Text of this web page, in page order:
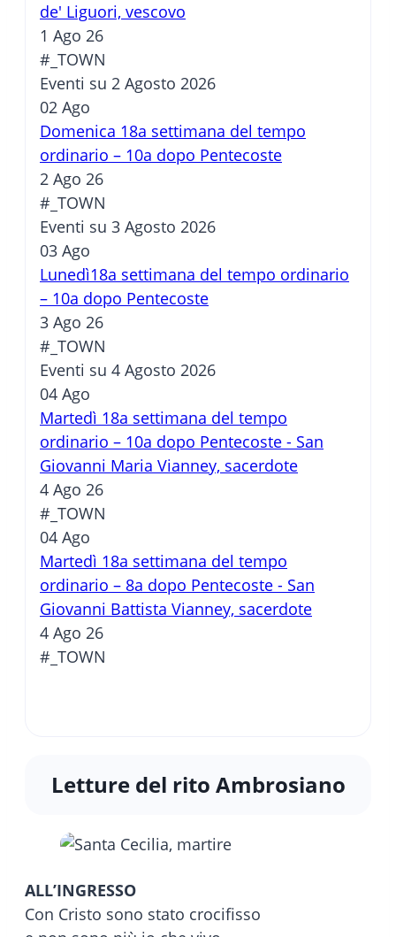
de' Liguori, vescovo
1 Ago 26
#_TOWN
Eventi su 2 Agosto 2026
02 Ago
Domenica 18a settimana del tempo
ordinario – 10a dopo Pentecoste
2 Ago 26
#_TOWN
Eventi su 3 Agosto 2026
03 Ago
Lunedì18a settimana del tempo ordinario
– 10a dopo Pentecoste
3 Ago 26
#_TOWN
Eventi su 4 Agosto 2026
04 Ago
Martedì 18a settimana del tempo
ordinario – 10a dopo Pentecoste - San
Giovanni Maria Vianney, sacerdote
4 Ago 26
#_TOWN
04 Ago
Martedì 18a settimana del tempo
ordinario – 8a dopo Pentecoste - San
Giovanni Battista Vianney, sacerdote
4 Ago 26
#_TOWN
Letture del rito Ambrosiano
ALL’INGRESSO
Con Cristo sono stato crocifisso